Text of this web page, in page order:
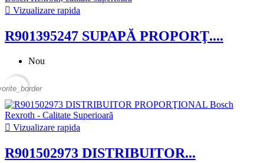
 Vizualizare rapida
R901395247 SUPAPĂ PROPORŢ....
Nou
 Vizualizare rapida
R901502973 DISTRIBUITOR...